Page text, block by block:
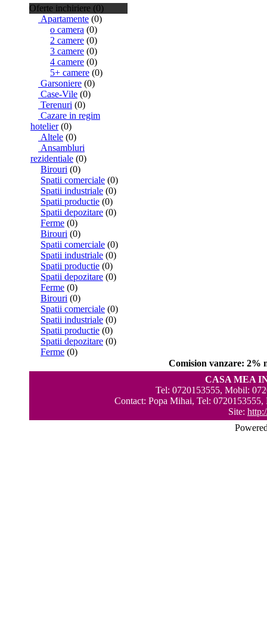
Oferte inchiriere (0)
Apartamente (0)
o camera (0)
2 camere (0)
3 camere (0)
4 camere (0)
5+ camere (0)
Garsoniere (0)
Case-Vile (0)
Terenuri (0)
Cazare in regim
hotelier(0)
Altele (0)
Ansambluri
rezidentiale (0)
Birouri (0)
Spatii comerciale (0)
Spatii industriale (0)
Spatii productie (0)
Spatii depozitare (0)
Ferme (0)
Birouri (0)
Spatii comerciale (0)
Spatii industriale (0)
Spatii productie (0)
Spatii depozitare (0)
Ferme (0)
Birouri (0)
Spatii comerciale (0)
Spatii industriale (0)
Spatii productie (0)
Spatii depozitare (0)
Ferme (0)
Comision vanzare: 2%
CASA MEA
Tel: 0720153555, Mobil:
Contact: Popa Mihai, Tel:
Site: